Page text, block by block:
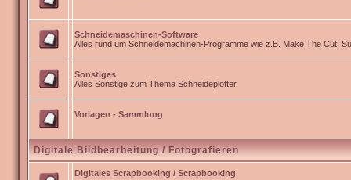
Schneidemaschinen-Software
Alles rund um Schneidemachinen-Programme wie z.B. Make The Cut,
Sonstiges
Alles Sonstige zum Thema Schneideplotter
Vorlagen - Sammlung
Digitale Bildbearbeitung / Fotografieren
Digitales Scrapbooking / Scrapbooking